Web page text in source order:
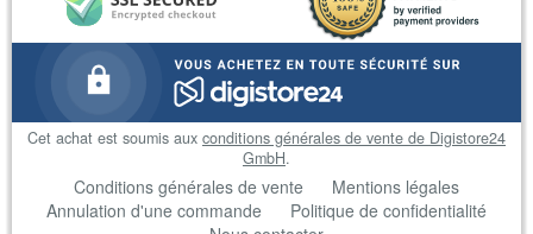
Cet achat est soumis aux conditions générales de vente de Digistore24
GmbH.
Conditions générales de vente
Mentions légales
Annulation d'une commande
Politique de confidentialité